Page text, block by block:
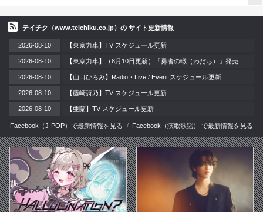
テイチク（www.teichiku.co.jp）の サイト更新情報
2026-08-10 【東京力車】TV スケジュール更新
2026-08-10
2026-08-10 【山口ひろみ】Radio・Live / Event スケジュール更新
2026-08-10 【藤崎詩乃】TV スケジュール更新
2026-08-10 【亜蘭】TV スケジュール更新
Facebook（J-POP）で最新情報を見る Facebook（演歌歌謡） で最新情報を見る